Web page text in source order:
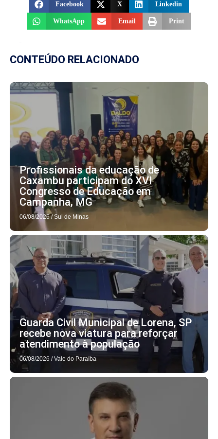
Facebook X Linkedin
WhatsApp Email Print
CONTEÚDO RELACIONADO
Profissionais da educação de
Caxambu participam do XVI
Congresso de Educação em
Campanha, MG
06/08/2026 / Sul de Minas
Guarda Civil Municipal de Lorena, SP
recebe nova viatura para reforçar
atendimento à população
06/08/2026 / Vale do Paraíba